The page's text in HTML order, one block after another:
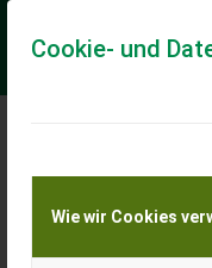
Cookie- und
Wie wir Cookies
Meine
Transport von